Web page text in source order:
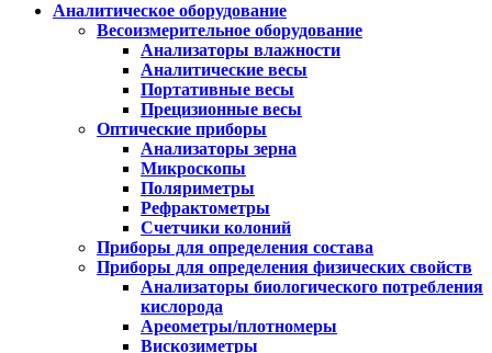
Аналитическое оборудование
Весоизмерительное оборудование
Анализаторы влажности
Аналитические весы
Портативные весы
Прецизионные весы
Оптические приборы
Анализаторы зерна
Микроскопы
Поляриметры
Рефрактометры
Счетчики колоний
Приборы для определения состава
Приборы для определения физических свойств
Анализаторы биологического потребления
кислорода
Ареометры/плотномеры
Вискозиметры